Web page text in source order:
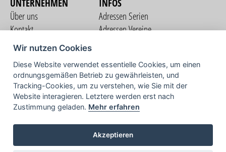
UNTERNEHMEN
Über uns
Kontakt
Nutzungsbedingungen
Datenschutzerklärung
Impressum
INFOS
Adressen Serien
Adressen Vereine
COMMUNITY
TV
Wir nutzen Cookies
Diese Website verwendet essentielle Cookies, um einen
ordnungsgemäßen Betrieb zu gewährleisten, und
Tracking-Cookies, um zu verstehen, wie Sie mit der
Website interagieren. Letztere werden erst nach
Zustimmung geladen. Mehr erfahren
Akzeptieren